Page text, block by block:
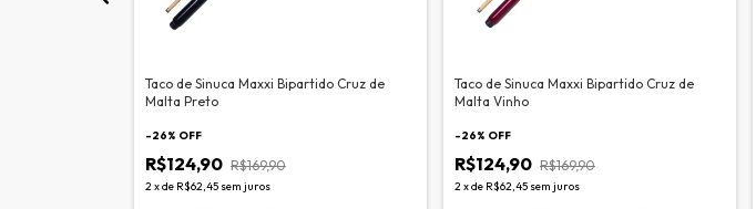
Taco de Sinuca Maxxi Bipartido Cruz de
Malta Preto
-26% OFF
R$124,90 R$169,90
2xde R$62,45 sem juros
Taco de Sinuca Maxxi Bipartido Cruz de
Malta Vinho
-26% OFF
R$124,90 R$169,90
2xde R$62,45 sem juros